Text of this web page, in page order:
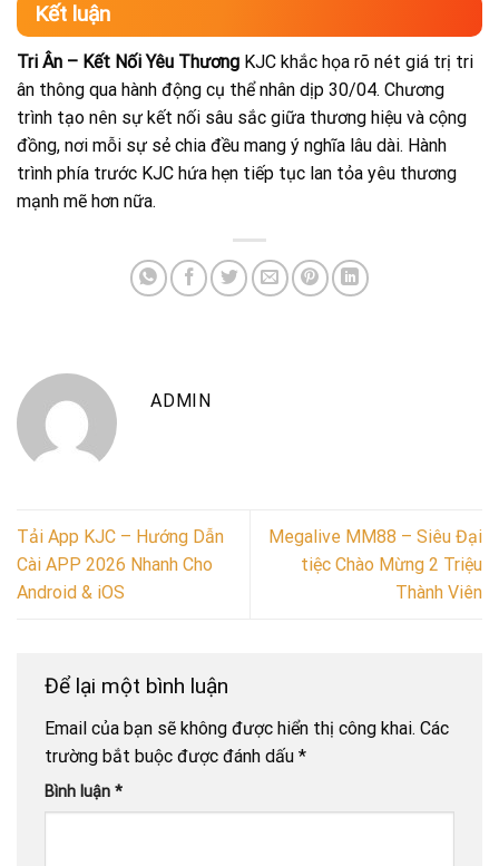
Kết luận
Tri Ân – Kết Nối Yêu Thương KJC khắc họa rõ nét giá trị tri
ân thông qua hành động cụ thể nhân dịp 30/04. Chương
trình tạo nên sự kết nối sâu sắc giữa thương hiệu và cộng
đồng, nơi mỗi sự sẻ chia đều mang ý nghĩa lâu dài. Hành
trình phía trước KJC hứa hẹn tiếp tục lan tỏa yêu thương
mạnh mẽ hơn nữa.
ADMIN
Tải App KJC – Hướng Dẫn
Cài APP 2026 Nhanh Cho
Android & iOS
Megalive MM88 – Siêu Đại
tiệc Chào Mừng 2 Triệu
Thành Viên
Để lại một bình luận
Email của bạn sẽ không được hiển thị công khai. Các
trường bắt buộc được đánh dấu *
Bình luận *